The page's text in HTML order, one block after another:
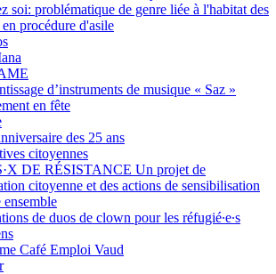
soi: problématique de genre liée à l'habitat des
procédure d'asile
d’instruments de musique « Saz »
en fête
des 25 ans
citoyennes
DE RÉSISTANCE Un projet de
citoyenne et des actions de sensibilisation
de duos de clown pour les réfugié∙e∙s
Café Emploi Vaud